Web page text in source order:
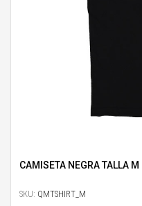
CAMISETA NEGRA TALLA M
SKU: QMTSHIRT_M